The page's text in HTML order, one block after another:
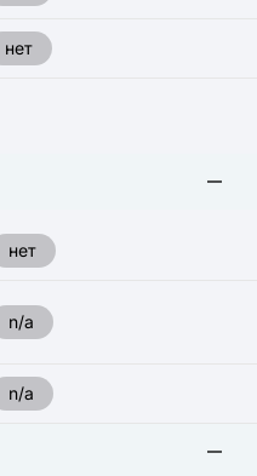
нет
нет
n/a
n/a